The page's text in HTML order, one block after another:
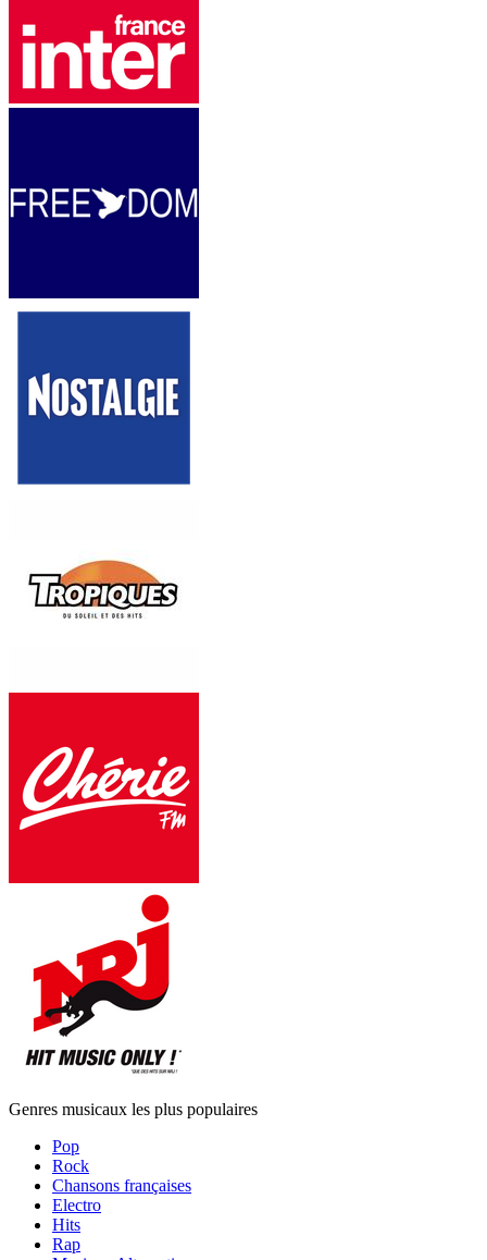
Genres musicaux les plus populaires
Pop
Rock
Chansons françaises
Electro
Hits
Rap